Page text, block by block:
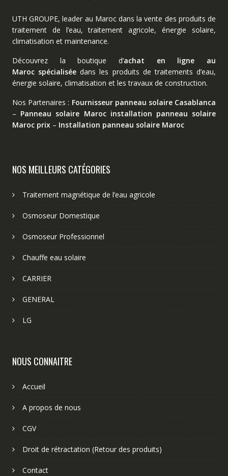
UTH GROUPE, leader au Maroc dans la vente des produits de
traitement de l’eau, traitement agricole, énergie solaire,
climatisation et maintenance.
Découvrez la boutique d’achat en ligne au
Maroc spécialiséedans les produits de traitements d’eau,
énergie solaire, climatisation et les travaux de construction.
Nos Partenaires : Fournisseur panneau solaire Casablanca
– Panneau solaire Maroc installation panneau solaire
Maroc prix– Installation panneau solaire Maroc
NOS MEILLEURS CATÉGORIES
Traitement magnétique de l’eau agricole
Osmoseur Domestique
Osmoseur Professionnel
Chauffe eau solaire
CARRIER
GENERAL
LG
NOUS CONNAITRE
Accueil
A propos de nous
CGV
Droit de rétractation (Retour des produits)
Contact